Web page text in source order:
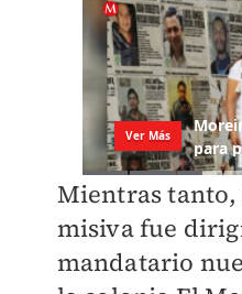
Mientras tanto,
misiva fue
mandatario